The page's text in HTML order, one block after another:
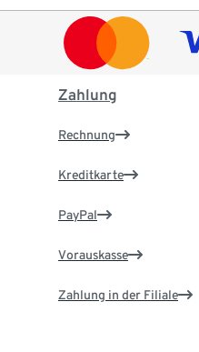
Zahlung
Rechnung
Kreditkarte
PayPal
Vorauskasse
Zahlung in der Filiale